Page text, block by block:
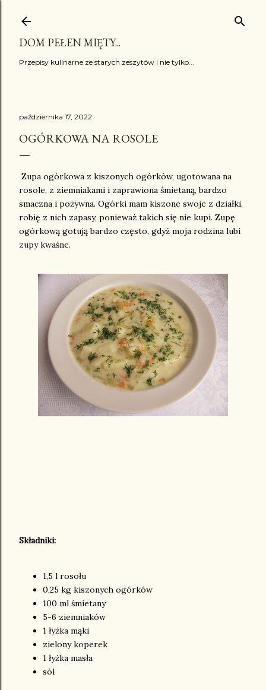
DOM PEŁEN MIĘTY...
Przepisy kulinarne ze starych zeszytów i nie tylko...
października 17, 2022
OGÓRKOWA NA ROSOLE
Zupa ogórkowa z kiszonych ogórków, ugotowana na
rosole, z ziemniakami i zaprawiona śmietaną, bardzo
smaczna i pożywna. Ogórki mam kiszone swoje z działki,
robię z nich zapasy, ponieważ takich się nie kupi. Zupę
ogórkową gotują bardzo często, gdyż moja rodzina lubi
zupy kwaśne.
Składniki:
1,5 l rosołu
0,25 kg kiszonych ogórków
100 ml śmietany
5-6 ziemniaków
1 łyżka mąki
zielony koperek
1 łyżka masła
sól